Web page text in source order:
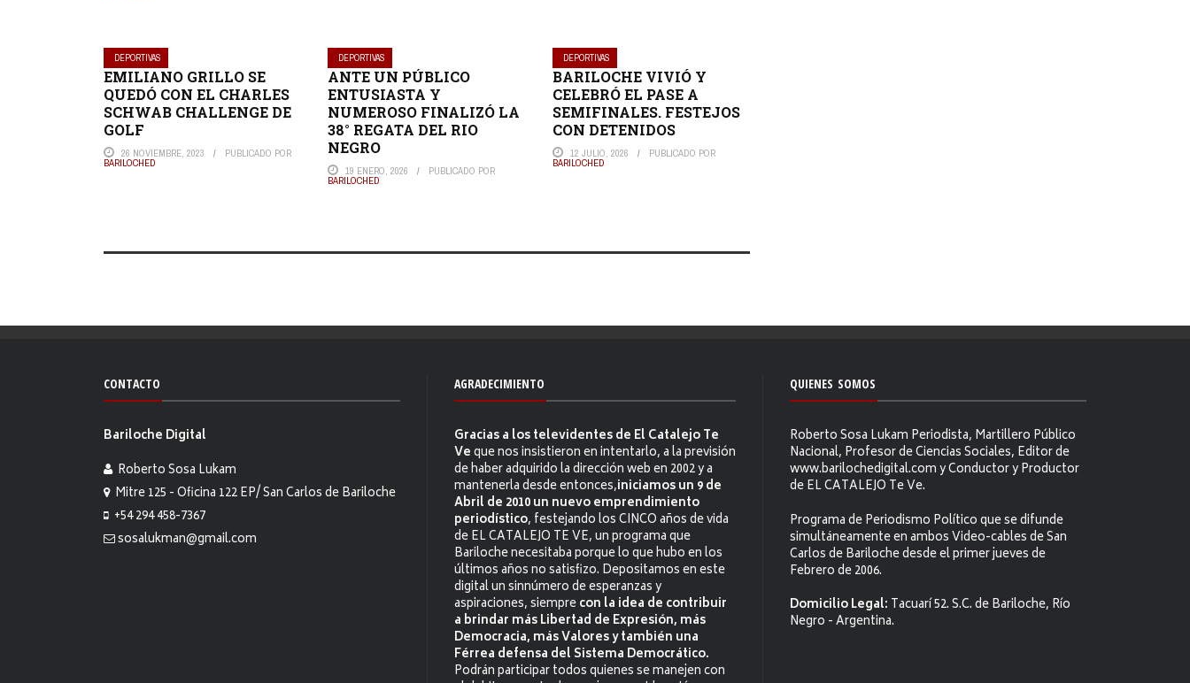
DEPORTIVAS
EMILIANO GRILLO SE
QUEDÓ CON EL CHARLES
SCHWAB CHALLENGE DE
GOLF
26 NOVIEMBRE, 2023 PUBLICADO POR
BARILOCHED
DEPORTIVAS
ANTE UN PÚBLICO
ENTUSIASTA Y
NUMEROSO FINALIZÓ LA
38° REGATA DEL RIO
NEGRO
19 ENERO, 2026 PUBLICADO POR
BARILOCHED
DEPORTIVAS
BARILOCHE VIVIÓ Y
CELEBRÓ EL PASE A
SEMIFINALES. FESTEJOS
CON DETENIDOS
12 JULIO, 2026 PUBLICADO POR
BARILOCHED
CONTACTO
Bariloche Digital
Roberto Sosa Lukam
Mitre 125 - Oficina 122 EP/ San Carlos de Bariloche
+54 294 458-7367
sosalukman@gmail.com
AGRADECIMIENTO
Gracias a los televidentes de El Catalejo Te
Veque nos insistieron en intentarlo, a la previsión
de haber adquirido la dirección web en 2002 y a
mantenerla desde entonces,iniciamos un 9 de
Abril de 2010 un nuevo emprendimiento
periodístico, festejando los CINCO años de vida
de EL CATALEJO TE VE, un programa que
Bariloche necesitaba porque lo que hubo en los
últimos años no satisfizo. Depositamos en este
digital un sinnúmero de esperanzas y
aspiraciones, siemprecon la idea de contribuir
a brindar más Libertad de Expresión, más
Democracia, más Valores y también una
Férrea defensa del Sistema Democrático.
Podrán participar todos quienes se manejen con
QUIENES SOMOS
Roberto Sosa Lukam Periodista, Martillero Público
Nacional, Profesor de Ciencias Sociales, Editor de
www.barilochedigital.com y Conductor y Productor
de EL CATALEJO Te Ve.
Programa de Periodismo Político que se difunde
simultáneamente en ambos Video-cables de San
Carlos de Bariloche desde el primer jueves de
Febrero de 2006.
Domicilio Legal: Tacuarí 52. S.C. de Bariloche, Río
Negro - Argentina.